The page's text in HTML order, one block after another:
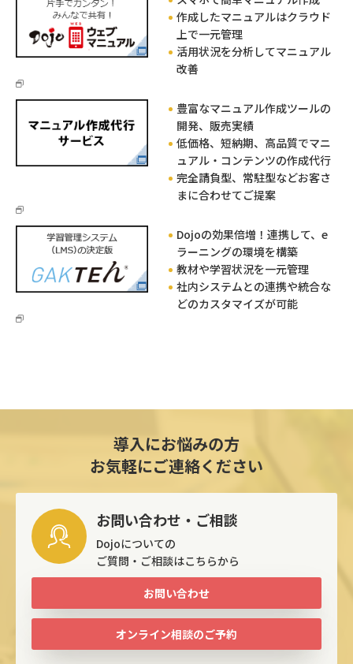
作成したマニュアルはクラウド
上で一元管理
活用状況を分析してマニュアル
改善
豊富なマニュアル作成ツールの
開発、販売実績
低価格、短納期、高品質でマニ
ュアル・コンテンツの作成代行
完全請負型、常駐型などお客さ
まに合わせてご提案
Dojoの効果倍増！連携して、e
ラーニングの環境を構築
教材や学習状況を一元管理
社内システムとの連携や統合な
どのカスタマイズが可能
導入にお悩みの方
お気軽にご連絡ください
お問い合わせ・ご相談
Dojoについての
ご質問・ご相談はこちらから
お問い合わせ
オンライン相談のご予約